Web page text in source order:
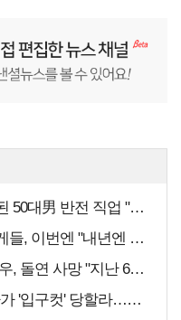
男 반전 직업 "얼마 전…"
번엔 "내년엔 더욱…"
사망 "지난 6월에도…"
컷' 당할라…주의할 점은